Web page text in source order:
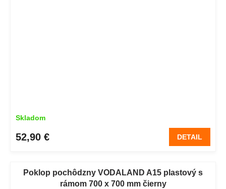
Skladom
52,90 € DETAIL
Poklop pochôdzny VODALAND A15 plastový s
rámom 700 x 700 mm čierny